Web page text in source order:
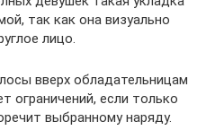
так как она визуально
лицо.
вверх обладательницам
ограничений, если только
выбранному наряду.